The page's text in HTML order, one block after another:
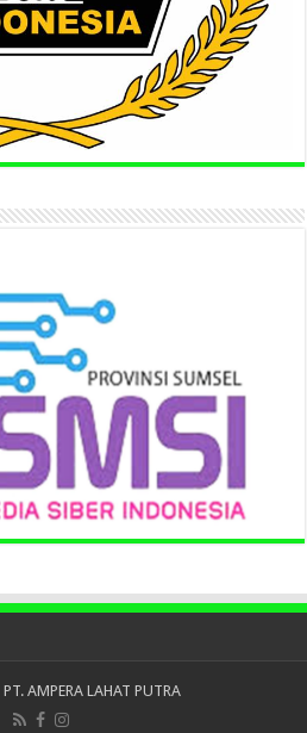
PT. AMPERA LAHAT PUTRA